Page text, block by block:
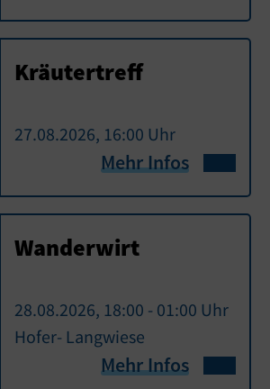
Kräutertreff
27.08.2026, 16:00 Uhr
Mehr Infos
Wanderwirt
28.08.2026, 18:00 - 01:00 Uhr
Hofer- Langwiese
Mehr Infos